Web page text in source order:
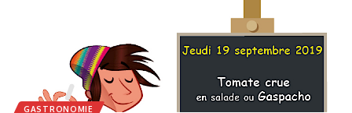
GASTRONOMIE